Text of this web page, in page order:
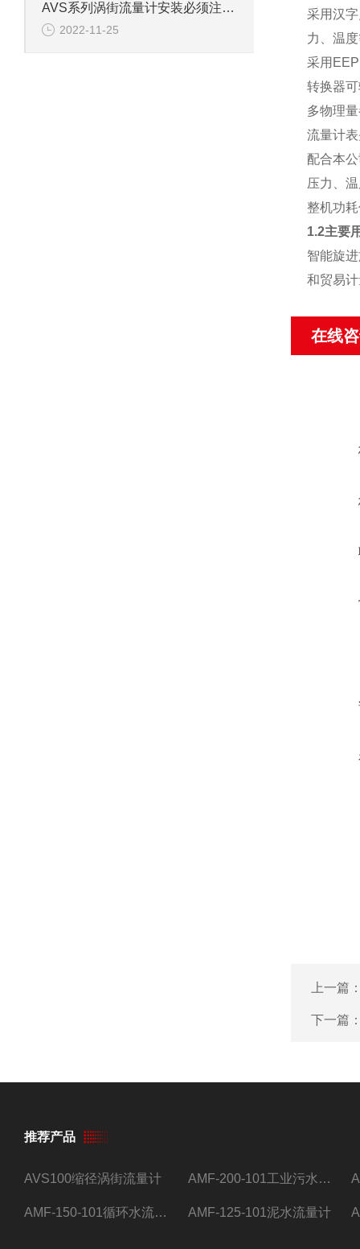
AVS系列涡街流量计安装必须注意事项
2022-11-25
采用汉
力、温
采用
转换器
多物理
流量计
配合本
压力、
整机功
1.2主要
智能旋
和贸易
在线
上一篇
下一篇
推荐产品
AVS100缩径涡街流量计 AMF-200-101工业污水流量计
AMF-150-101循环水流量计,电磁流量计 AMF-125-101泥水流量计